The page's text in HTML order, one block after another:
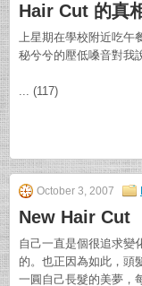
Hair Cut 的真
上星期在學校附近吃午
秘兮兮的壓低嗓音對我
... (117)
October 3, 2007
New Hair Cut
自己一直是個很追求變
的。也正因為如此，頭
一圓自己長髮的美夢，